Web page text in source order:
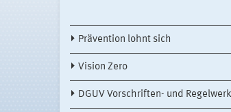
Prävention lohnt sich
Vision Zero
DGUV Vorschriften- und Regelwerk